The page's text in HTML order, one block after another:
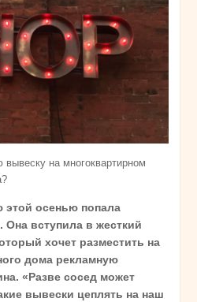
вывеску на многоквартирном
этой осенью попала
Она вступила в жесткий
хочет разместить на
дома рекламную
«Разве сосед может
вывески цеплять на наш